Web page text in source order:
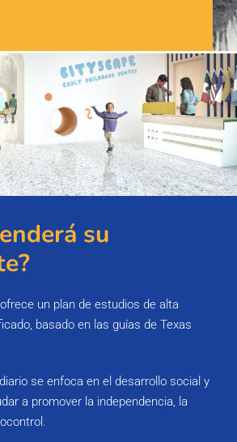
su
un plan de estudios de alta
basado en las guías de Texas
se enfoca en el desarrollo social y
a promover la independencia, la